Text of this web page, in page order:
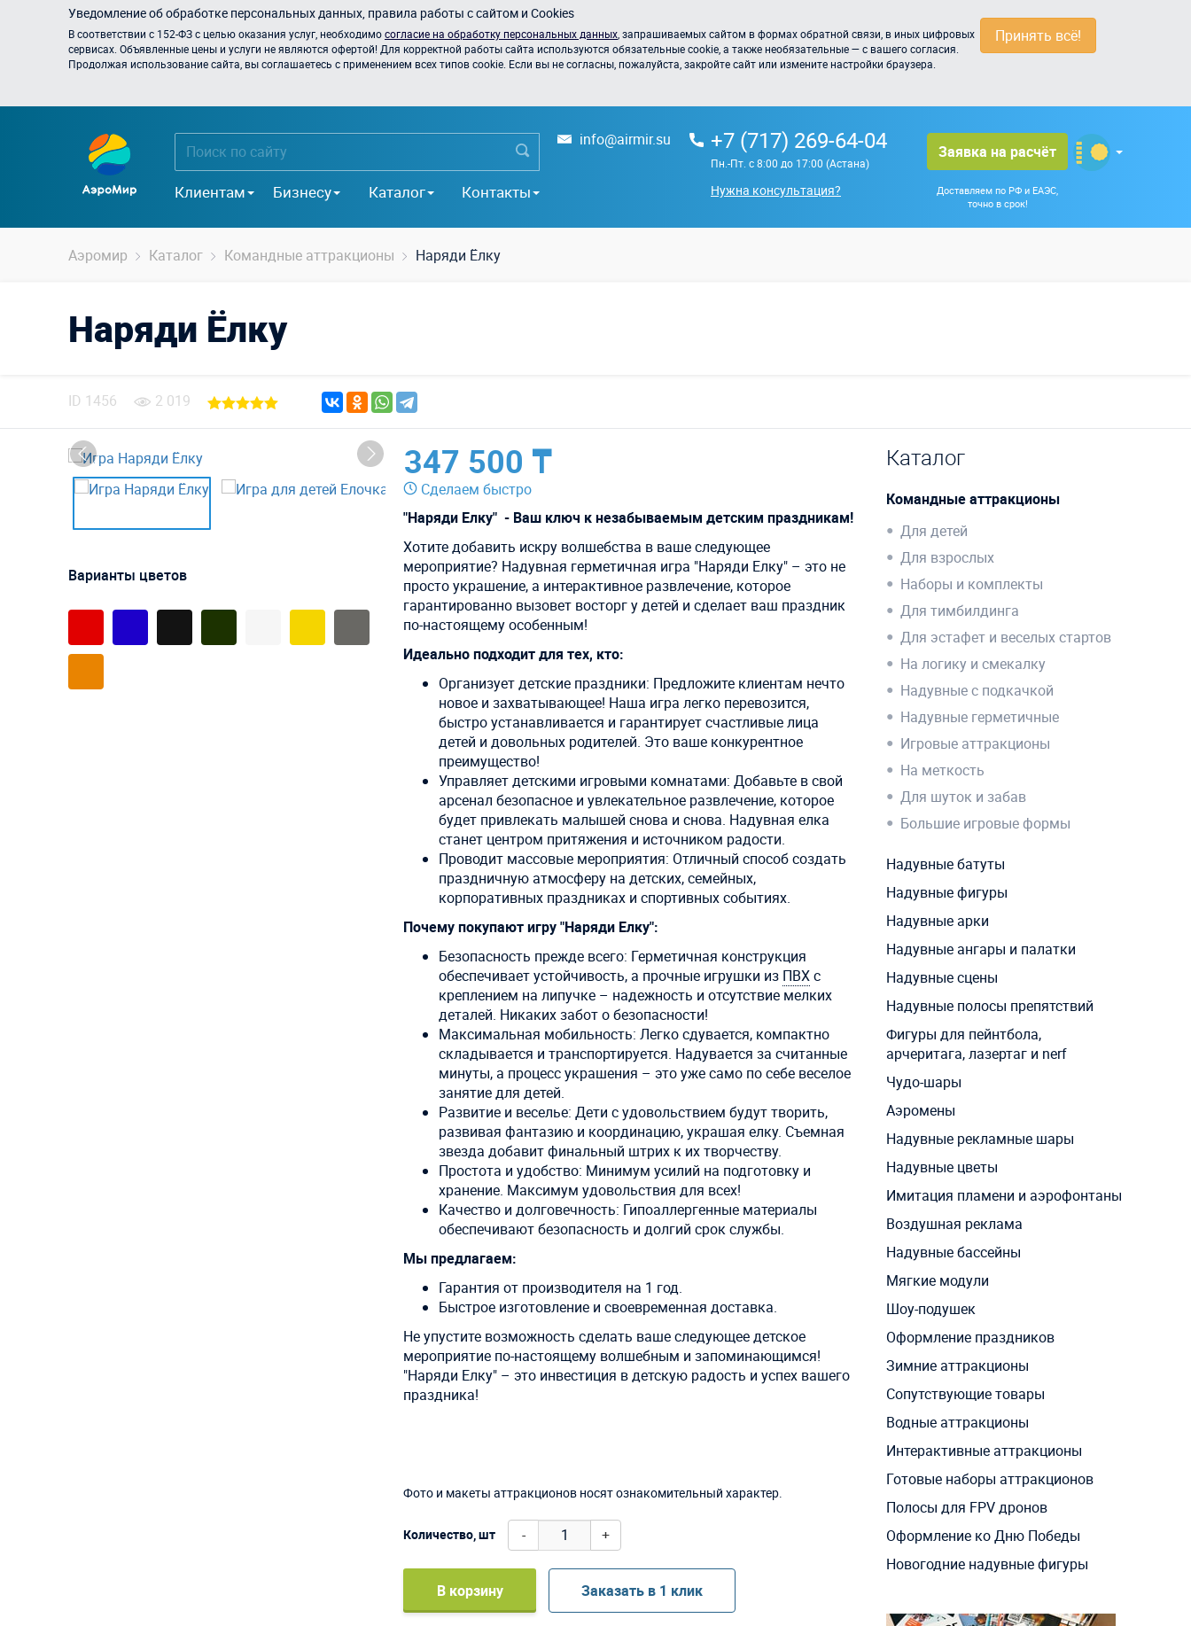
Принять всё!
Уведомление об обработке персональных данных, правила работы с сайтом и Cookies
В соответствии с 152-ФЗ с целью оказания услуг, необходимосогласие на обработку персональных данных , запрашиваемых сайтом в формах обратной связи, в иных цифровых
сервисах. Объявленные цены и услуги не являются офертой! Для корректной работы сайта используются обязательные cookie, а также необязательные — с вашего согласия.
Продолжая использование сайта, вы соглашаетесь с применением всех типов cookie. Если вы не согласны, пожалуйста, закройте сайт или измените настройки браузера.
Клиентам Бизнесу Каталог Контакты
info@airmir.su +7 (717) 269-64-04
Пн.-Пт. с 8:00 до 17:00 (Астана)
Нужна консультация?
Заявка на расчёт
Доставляем по РФ и ЕАЭС,
точно в срок!
Аэромир Каталог Командные аттракционы Наряди Ёлку
Наряди Ёлку
ID 1456 2 019
Варианты цветов
347 500 ₸
Сделаем быстро
"Наряди Елку" - Ваш ключ к незабываемым детским праздникам!
Хотите добавить искру волшебства в ваше следующее
мероприятие? Надувная герметичная игра "Наряди Елку" – это не
просто украшение, а интерактивное развлечение, которое
гарантированно вызовет восторг у детей и сделает ваш праздник
по-настоящему особенным!
Идеально подходит для тех, кто:
Организует детские праздники: Предложите клиентам нечто
новое и захватывающее! Наша игра легко перевозится,
быстро устанавливается и гарантирует счастливые лица
детей и довольных родителей. Это ваше конкурентное
преимущество!
Управляет детскими игровыми комнатами: Добавьте в свой
арсенал безопасное и увлекательное развлечение, которое
будет привлекать малышей снова и снова. Надувная елка
станет центром притяжения и источником радости.
Проводит массовые мероприятия: Отличный способ создать
праздничную атмосферу на детских, семейных,
корпоративных праздниках и спортивных событиях.
Почему покупают игру "Наряди Елку":
Безопасность прежде всего: Герметичная конструкция
обеспечивает устойчивость, а прочные игрушки из ПВХс
креплением на липучке – надежность и отсутствие мелких
деталей. Никаких забот о безопасности!
Максимальная мобильность: Легко сдувается, компактно
складывается и транспортируется. Надувается за считанные
минуты, а процесс украшения – это уже само по себе веселое
занятие для детей.
Развитие и веселье: Дети с удовольствием будут творить,
развивая фантазию и координацию, украшая елку. Съемная
звезда добавит финальный штрих к их творчеству.
Простота и удобство: Минимум усилий на подготовку и
хранение. Максимум удовольствия для всех!
Качество и долговечность: Гипоаллергенные материалы
обеспечивают безопасность и долгий срок службы.
Мы предлагаем:
Гарантия от производителя на 1 год.
Быстрое изготовление и своевременная доставка.
Не упустите возможность сделать ваше следующее детское
мероприятие по-настоящему волшебным и запоминающимся!
"Наряди Елку" – это инвестиция в детскую радость и успех вашего
праздника!
Фото и макеты аттракционов носят ознакомительный характер.
Количество, шт - +
В корзину Заказать в 1 клик
Каталог
Командные аттракционы
Для детей
Для взрослых
Наборы и комплекты
Для тимбилдинга
Для эстафет и веселых стартов
На логику и смекалку
Надувные с подкачкой
Надувные герметичные
Игровые аттракционы
На меткость
Для шуток и забав
Большие игровые формы
Надувные батуты
Надувные фигуры
Надувные арки
Надувные ангары и палатки
Надувные сцены
Надувные полосы препятствий
Фигуры для пейнтбола,
арчеритага, лазертаг и nerf
Чудо-шары
Аэромены
Надувные рекламные шары
Надувные цветы
Имитация пламени и аэрофонтаны
Воздушная реклама
Надувные бассейны
Мягкие модули
Шоу-подушек
Оформление праздников
Зимние аттракционы
Сопутствующие товары
Водные аттракционы
Интерактивные аттракционы
Готовые наборы аттракционов
Полосы для FPV дронов
Оформление ко Дню Победы
Новогодние надувные фигуры